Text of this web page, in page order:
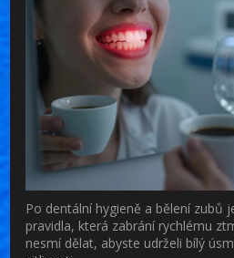
Po dentální hygieně a bělení zubů
pravidla, která zabrání rychlému
nesmí dělat, abyste udrželi bílý